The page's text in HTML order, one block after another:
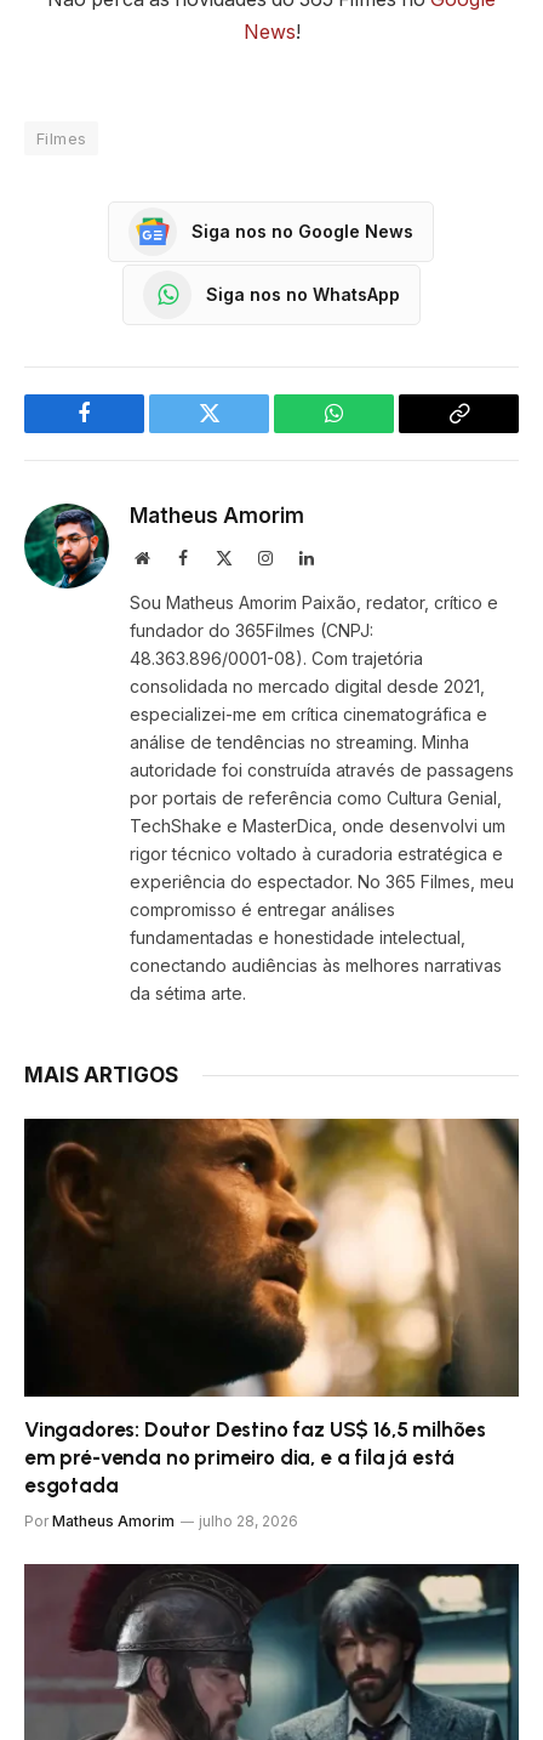
News!
Filmes
Siga nos no Google News
Siga nos no WhatsApp
Facebook Twitter WhatsApp
Copy
Matheus Amorim
WebsiteFacebook InstagramLinkedIn
Sou Matheus Amorim Paixão, redator, crítico e
fundador do 365Filmes (CNPJ:
48.363.896/0001-08). Com trajetória
consolidada no mercado digital desde 2021,
especializei-me em crítica cinematográfica e
análise de tendências no streaming. Minha
autoridade foi construída através de passagens
por portais de referência como Cultura Genial,
TechShake e MasterDica, onde desenvolvi um
rigor técnico voltado à curadoria estratégica e
experiência do espectador. No 365 Filmes, meu
compromisso é entregar análises
fundamentadas e honestidade intelectual,
conectando audiências às melhores narrativas
da sétima arte.
MAIS ARTIGOS
Vingadores: Doutor Destino faz US$ 16,5 milhões
em pré-venda no primeiro dia, e a fila já está
esgotada
Por Matheus Amorim julho 28, 2026